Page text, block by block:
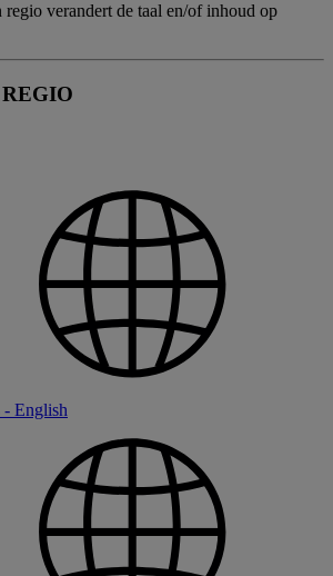
regio verandert de taal en/of inhoud op
- English